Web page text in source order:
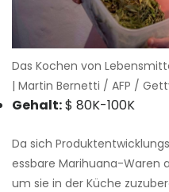
Das Kochen von
| Martin Bernetti / AFP /
Gehalt:$ 80K-100K
Da sich
essbare Marihuana-Waren
um sie in der Küche